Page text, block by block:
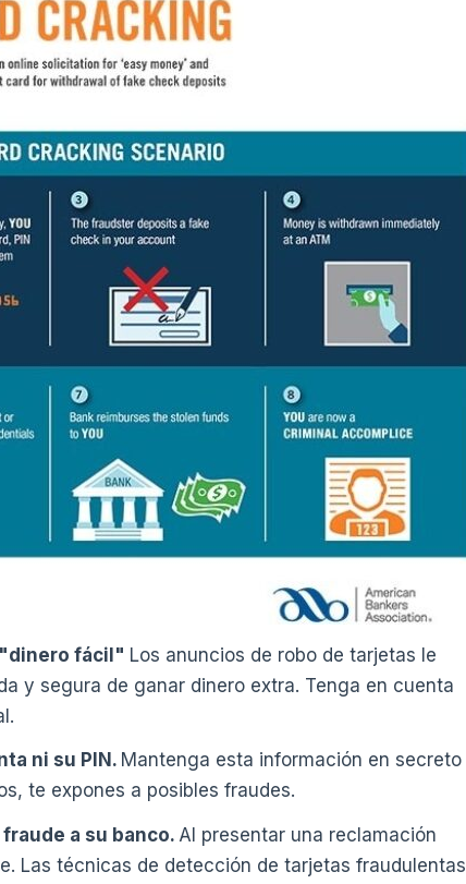
fácil" Los anuncios de robo de tarjetas le
y segura de ganar dinero extra. Tenga en cuenta
ni su PIN. Mantenga esta información en secreto
te expones a posibles fraudes.
a su banco. Al presentar una reclamación
Las técnicas de detección de tarjetas fraudulentas